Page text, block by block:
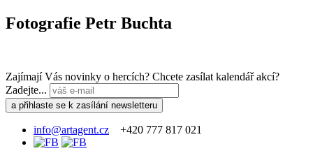
Fotografie Petr Buchta
Zajímají Vás novinky o hercích? Chcete zasílat kalendář akcí?
Zadejte...
info@artagent.cz +420 777 817 021